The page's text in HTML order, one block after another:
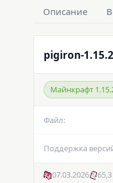
Описание
pigiron-
Майнкрафт
Файл:
Поддержка
07.03.2026